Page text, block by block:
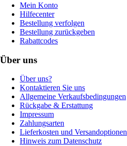
Mein Konto
Hilfecenter
Bestellung verfolgen
Bestellung zurückgeben
Rabattcodes
Über uns
Über uns?
Kontaktieren Sie uns
Allgemeine Verkaufsbedingungen
Rückgabe & Erstattung
Impressum
Zahlungsarten
Lieferkosten und Versandoptionen
Hinweis zum Datenschutz